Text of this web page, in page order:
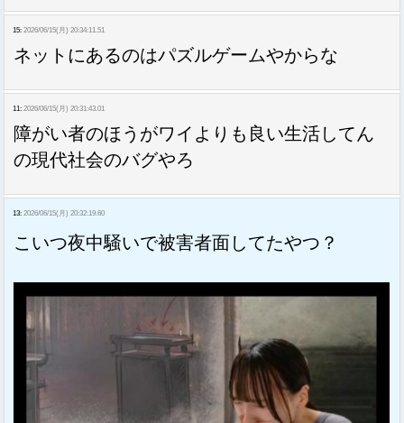
15: 2026/06/15(月) 20:34:11.51
ネットにあるのはパズルゲームやからな
11: 2026/06/15(月) 20:31:43.01
障がい者のほうがワイよりも良い生活してん
の現代社会のバグやろ
13: 2026/06/15(月) 20:32:19.60
こいつ夜中騒いで被害者面してたやつ？